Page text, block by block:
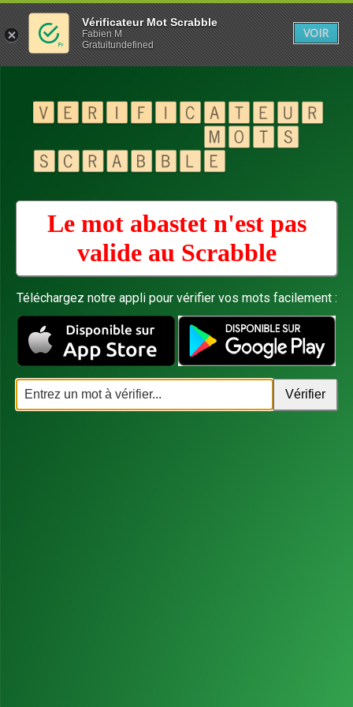
Le mot abastet n'est pas
valide au Scrabble
Téléchargez notre appli pour vérifier vos mots facilement :
Vérificateur Mot Scrabble
Fabien M
Gratuitundefined
VOIR